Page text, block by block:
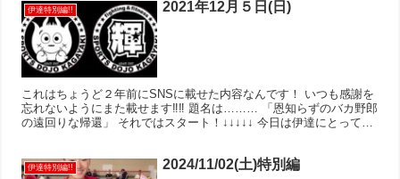
伊達特別編!! 2021年12月５日(日)
これはちょうど２年前にSNSに載せた内容なんです！ いつも感謝を
忘れないようにまた載せます‼︎‼︎ 題名は……… 「恩知らずのバカ野郎
の遠回りな帰還」 それではスタート！↓↓↓↓↓ 今日は伊達にとって忘
伊達特別編!! 2024/11/02(土)特別編